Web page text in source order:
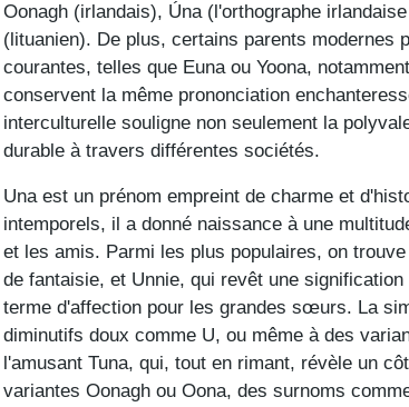
Oonagh (irlandais), Úna (l'orthographe
(lituanien). De plus, certains parents modernes
courantes, telles que Euna ou Yoona,
conservent la même prononciation
interculturelle souligne non seulement la
durable à travers différentes sociétés.
Una est un prénom empreint de charme et
intemporels, il a donné naissance à une
et les amis. Parmi les plus populaires, on
de fantaisie, et Unnie, qui revêt une
terme d'affection pour les grandes sœurs. La
diminutifs doux comme U, ou même à des
l'amusant Tuna, qui, tout en rimant, révèle un
variantes Oonagh ou Oona, des surnoms